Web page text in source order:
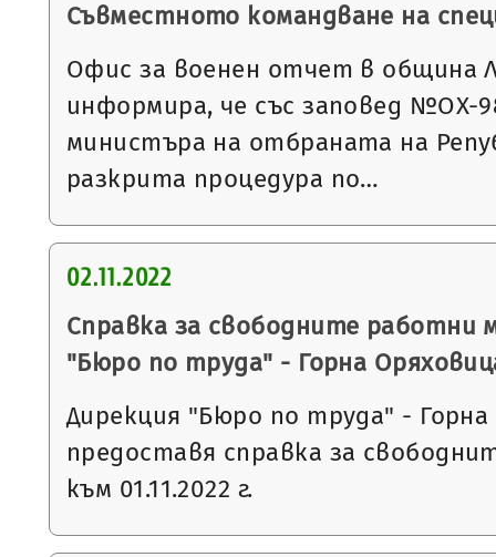
Съвместното командване на
Офис за военен отчет в община
информира, че със заповед №ОХ-
министъра на отбраната на
разкрита процедура по…
02.11.2022
Справка за свободните работни
"Бюро по труда" - Горна
Дирекция "Бюро по труда" -
предоставя справка за
към 01.11.2022 г.